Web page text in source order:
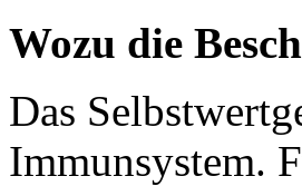
Wozu die
Das
Immunsystem.